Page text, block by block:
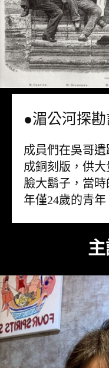
●湄公河探
成員們在吳哥
成銅刻版，供
臉大鬍子，當
年僅24歲的青年